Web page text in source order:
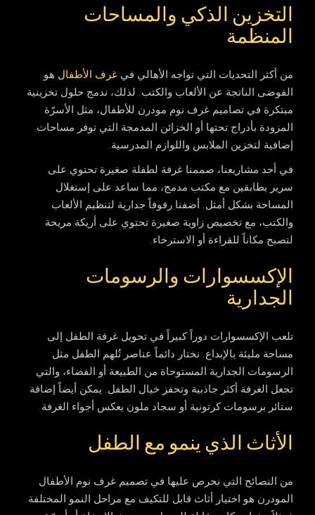
التخزين الذكي والمساحات
المنظمة
من أكثر التحديات التي تواجه الأهالي فيغرف الأطفال هو
الفوضى الناتجة عن الألعاب والكتب. لذلك، ندمج حلول تخزينية
مبتكرة فيتصاميم غرف نوم مودرن للأطفال، مثل الأسرّة
المزودة بأدراج تحتها أو الخزائن المدمجة التي توفر مساحات
إضافية لتخزين الملابس واللوازم المدرسية.
في أحد مشاريعنا، صممنا غرفة لطفلة صغيرة تحتوي على
سرير بطابقين مع مكتب مدمج، مما ساعد على إستغلال
المساحة بشكل أمثل. أضفنا رفوفاً جدارية لتنظيم الألعاب
والكتب، مع تخصيص زاوية صغيرة تحتوي على أريكة مريحة
لتصبح مكاناً للقراءة أو الاسترخاء.
الإكسسوارات والرسومات
الجدارية
تلعب الإكسسوارات دوراً كبيراً في تحويل غرفة الطفل إلى
مساحة مليئة بالإبداع. نختار دائماً عناصر تُلهم الطفل مثل
الرسومات الجدارية المستوحاة من الطبيعة أو الفضاء، والتي
تجعل الغرفة أكثر جاذبية وتحفز خيال الطفل. يمكن أيضاً إضافة
ستائر برسومات كرتونية أو سجاد ملون يعكس أجواء الغرفة.
الأثاث الذي ينمو مع الطفل
من النصائح التي نحرص عليها في تصميم غرف نوم الأطفال
المودرن هو اختيار أثاث قابل للتكيف مع مراحل النمو المختلفة.